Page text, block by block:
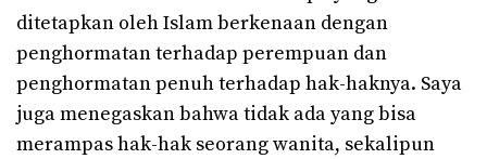
ditetapkan oleh Islam berkenaan dengan
penghormatan terhadap perempuan dan
penghormatan penuh terhadap hak-haknya. Saya
juga menegaskan bahwa tidak ada yang bisa
merampas hak-hak seorang wanita, sekalipun